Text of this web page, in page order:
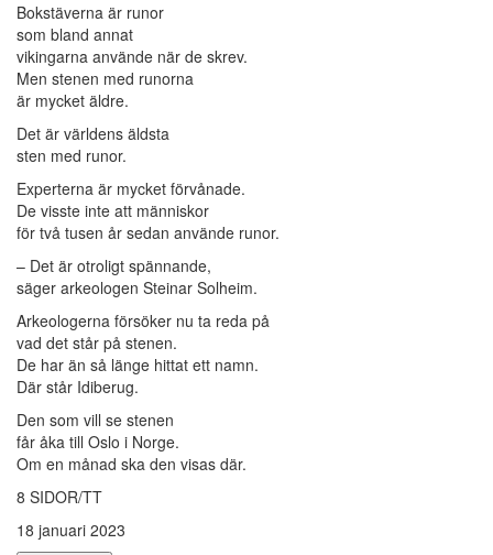
Bokstäverna är runor
som bland annat
vikingarna använde när de skrev.
Men stenen med runorna
är mycket äldre.
Det är världens äldsta
sten med runor.
Experterna är mycket förvånade.
De visste inte att människor
för två tusen år sedan använde runor.
– Det är otroligt spännande,
säger arkeologen Steinar Solheim.
Arkeologerna försöker nu ta reda på
vad det står på stenen.
De har än så länge hittat ett namn.
Där står Idiberug.
Den som vill se stenen
får åka till Oslo i Norge.
Om en månad ska den visas där.
8 SIDOR/TT
18 januari 2023